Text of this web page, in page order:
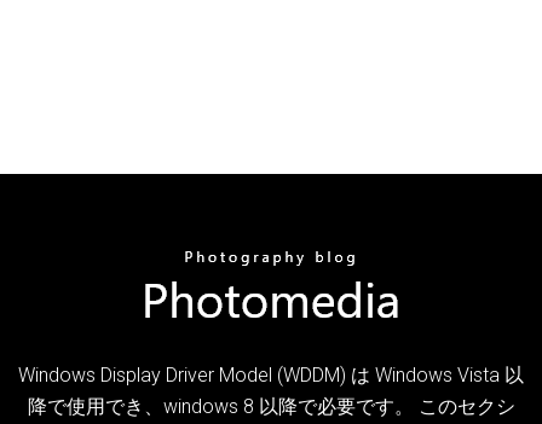
Windows Display Driver Model (WDDM) は Windows Vista 以
降で使用でき、windows 8 以降で必要です。 このセクシ